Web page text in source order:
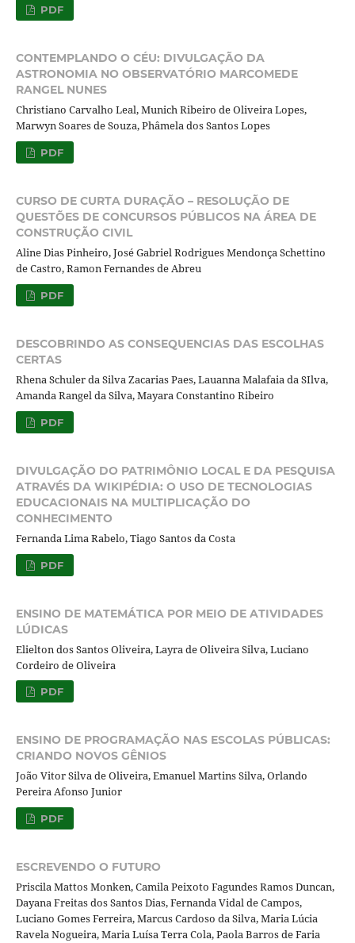
PDF
CONTEMPLANDO O CÉU: DIVULGAÇÃO DA
ASTRONOMIA NO OBSERVATÓRIO MARCOMEDE
RANGEL NUNES
Christiano Carvalho Leal, Munich Ribeiro de Oliveira Lopes,
Marwyn Soares de Souza, Phâmela dos Santos Lopes
PDF
CURSO DE CURTA DURAÇÃO – RESOLUÇÃO DE
QUESTÕES DE CONCURSOS PÚBLICOS NA ÁREA DE
CONSTRUÇÃO CIVIL
Aline Dias Pinheiro, José Gabriel Rodrigues Mendonça Schettino
de Castro, Ramon Fernandes de Abreu
PDF
DESCOBRINDO AS CONSEQUENCIAS DAS ESCOLHAS
CERTAS
Rhena Schuler da Silva Zacarias Paes, Lauanna Malafaia da SIlva,
Amanda Rangel da Silva, Mayara Constantino Ribeiro
PDF
DIVULGAÇÃO DO PATRIMÔNIO LOCAL E DA PESQUISA
ATRAVÉS DA WIKIPÉDIA: O USO DE TECNOLOGIAS
EDUCACIONAIS NA MULTIPLICAÇÃO DO
CONHECIMENTO
Fernanda Lima Rabelo, Tiago Santos da Costa
PDF
ENSINO DE MATEMÁTICA POR MEIO DE ATIVIDADES
LÚDICAS
Elielton dos Santos Oliveira, Layra de Oliveira Silva, Luciano
Cordeiro de Oliveira
PDF
ENSINO DE PROGRAMAÇÃO NAS ESCOLAS PÚBLICAS:
CRIANDO NOVOS GÊNIOS
João Vitor Silva de Oliveira, Emanuel Martins Silva, Orlando
Pereira Afonso Junior
PDF
ESCREVENDO O FUTURO
Priscila Mattos Monken, Camila Peixoto Fagundes Ramos Duncan,
Dayana Freitas dos Santos Dias, Fernanda Vidal de Campos,
Luciano Gomes Ferreira, Marcus Cardoso da Silva, Maria Lúcia
Ravela Nogueira, Maria Luísa Terra Cola, Paola Barros de Faria